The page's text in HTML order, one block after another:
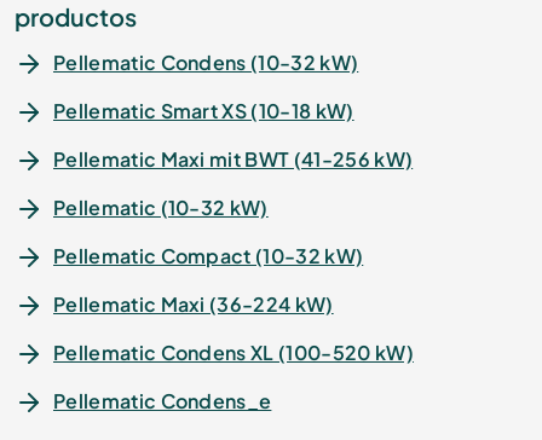
productos
Pellematic Condens (10-32 kW)
Pellematic Smart XS (10-18 kW)
Pellematic Maxi mit BWT (41-256 kW)
Pellematic (10-32 kW)
Pellematic Compact (10-32 kW)
Pellematic Maxi (36-224 kW)
Pellematic Condens XL (100-520 kW)
Pellematic Condens_e